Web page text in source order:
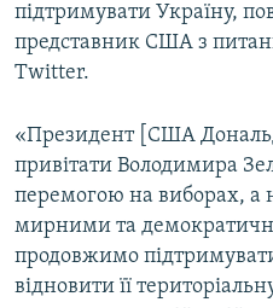
підтримувати Україну,
представник США з
Twitter.
«Президент [США
привітати Володимира
перемогою на виборах, а
мирними та
продовжимо
відновити її